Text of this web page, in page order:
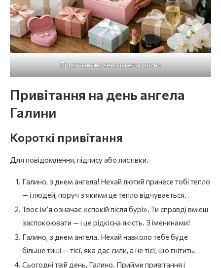
Привітання на день ангела Галини
Привітання на день ангела
Галини
Короткі привітання
Для повідомлення, підпису або листівки.
Галино, з днем ангела! Нехай лютий принесе тобі тепло
— і людей, поруч з якими це тепло відчувається.
Твоє ім’я означає «спокій після бурі». Ти справді вмієш
заспокоювати — і це рідкісна якість. З іменинами!
Галино, з днем ангела. Нехай навколо тебе буде
більше тиші — тієї, яка дає сили, а не тієї, що гнітить.
Сьогодні твій день, Галино. Прийми привітання і